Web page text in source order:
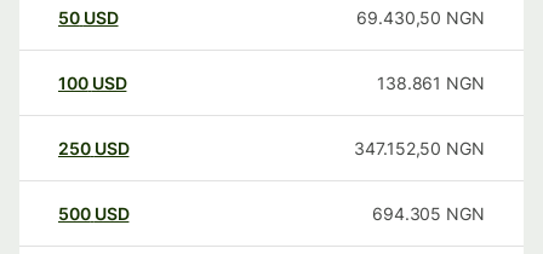
50 USD 69.430,50 NGN
100 USD 138.861 NGN
250 USD 347.152,50 NGN
500 USD 694.305 NGN